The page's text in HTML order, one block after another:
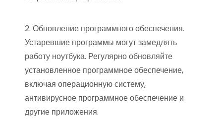
2. Обновление программного обеспечения.
Устаревшие программы могут замедлять
работу ноутбука. Регулярно обновляйте
установленное программное обеспечение,
включая операционную систему,
антивирусное программное обеспечение и
другие приложения.